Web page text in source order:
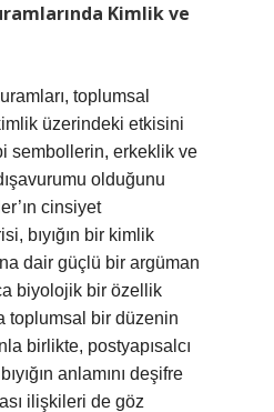
Kimlik ve
toplumsal
üzerindeki etkisini
sembollerin, erkeklik ve
olduğunu
cinsiyet
bıyığın bir kimlik
dair güçlü bir argüman
biyolojik bir özellik
toplumsal bir düzenin
birlikte, postyapısalcı
anlamını deşifre
ilişkileri de göz